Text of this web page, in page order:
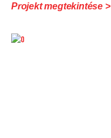
Projekt megtekintése >